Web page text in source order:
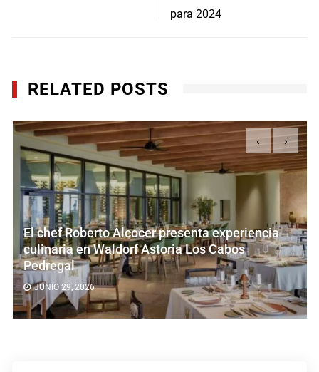
para 2024
RELATED POSTS
El chef Roberto Alcocer presenta experiencia
culinaria en Waldorf Astoria Los Cabos
Pedregal
JUNIO 29, 2026
‹ ›